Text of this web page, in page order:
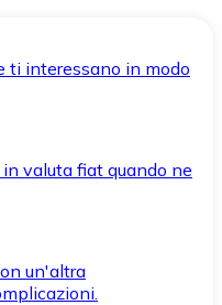
ti interessano in modo
valuta fiat quando ne
un'altra